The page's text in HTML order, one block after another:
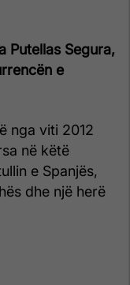
Putellas Segura,
e
nga viti 2012
në këtë
e Spanjës,
dhe një herë